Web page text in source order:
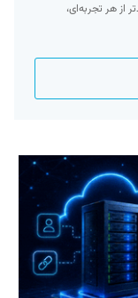
از هر تجربه‌ای،